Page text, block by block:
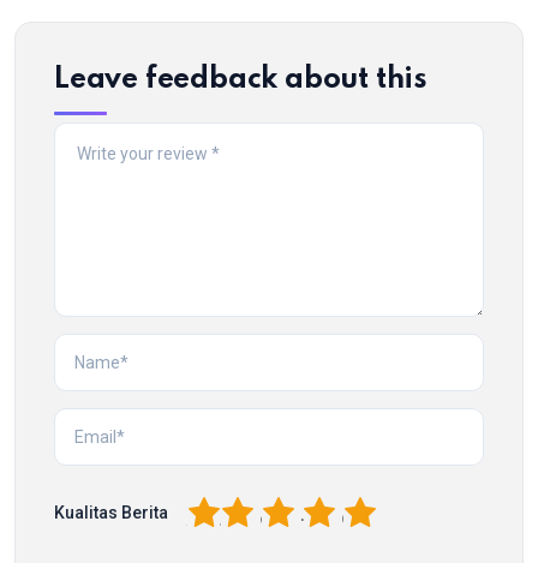
Leave feedback about this
Kualitas Berita 5
4
3
2